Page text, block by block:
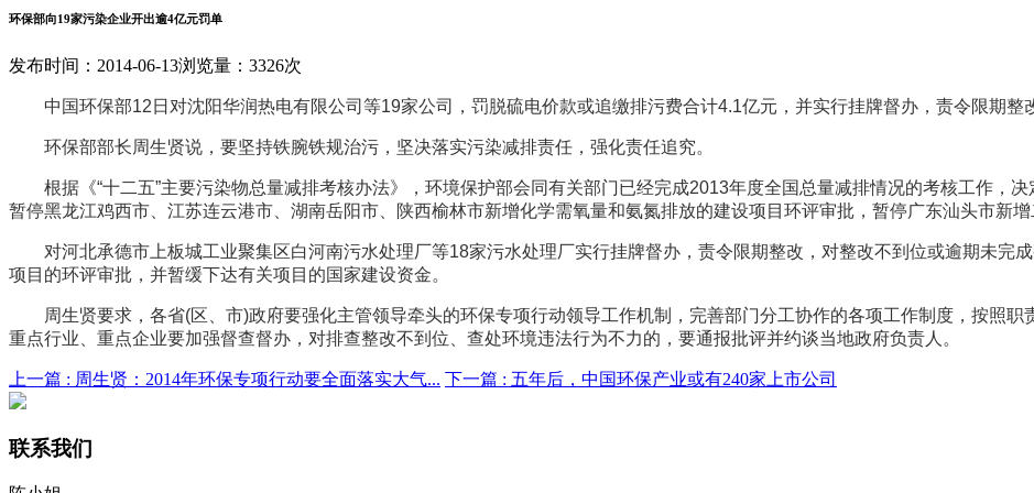
环保部向19家污染企业开出逾4亿元罚单
发布时间：2014-06-13浏览量：3326次
中国环保部12日对沈阳华润热电有限公司等19家公司，罚脱硫电价款或追缴排污费合计4.1亿元，并实行挂牌督办，责令限期整
环保部部长周生贤说，要坚持铁腕铁规治污，坚决落实污染减排责任，强化责任追究。
根据《“十二五”主要污染物总量减排考核办法》，环境保护部会同有关部门已经完成2013年度全国总量减排情况的考核工作，决
暂停黑龙江鸡西市、江苏连云港市、湖南岳阳市、陕西榆林市新增化学需氧量和氨氮排放的建设项目环评审批，暂停广东汕头市新
对河北承德市上板城工业聚集区白河南污水处理厂等18家污水处理厂实行挂牌督办，责令限期整改，对整改不到位或逾期未完
项目的环评审批，并暂缓下达有关项目的国家建设资金。
周生贤要求，各省(区、市)政府要强化主管领导牵头的环保专项行动领导工作机制，完善部门分工协作的各项工作制度，按照职
重点行业、重点企业要加强督查督办，对排查整改不到位、查处环境违法行为不力的，要通报批评并约谈当地政府负责人。
上一篇 : 周生贤：2014年环保专项行动要全面落实大气... 下一篇 : 五年后，中国环保产业或有240家上市公司
联系我们